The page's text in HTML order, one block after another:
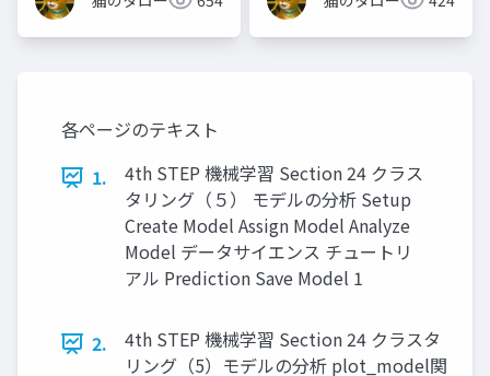
各ページのテキスト
1.
4th STEP 機械学習 Section 24 クラス
タリング（５） モデルの分析 Setup
Create Model Assign Model Analyze
Model データサイエンス チュートリ
アル Prediction Save Model 1
2.
4th STEP 機械学習 Section 24 クラスタ
リング（5）モデルの分析 plot_model関